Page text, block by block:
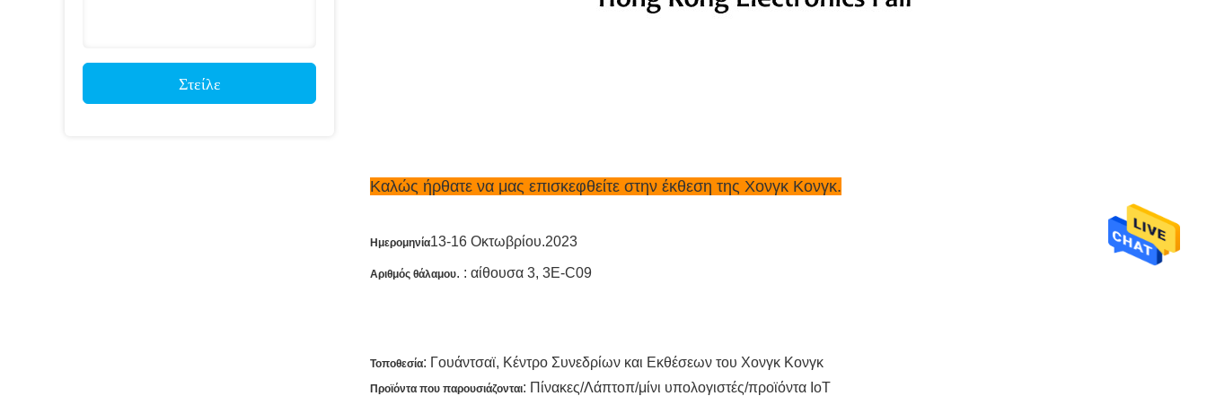
Στείλε
Καλώς ήρθατε να μας επισκεφθείτε στην έκθεση της Χονγκ Κονγκ.
Ημερομηνία13-16 Οκτωβρίου.2023
Αριθμός θάλαμου. : αίθουσα 3, 3Ε-C09
Τοποθεσία: Γουάντσαϊ, Κέντρο Συνεδρίων και Εκθέσεων του Χονγκ Κονγκ
Προϊόντα που παρουσιάζονται: Πίνακες/Λάπτοπ/μίνι υπολογιστές/προϊόντα IoT